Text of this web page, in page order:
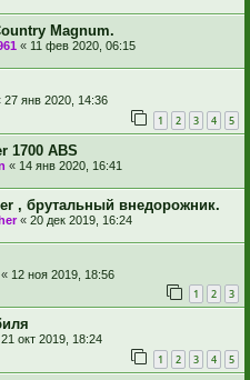
Magnum.
« 11 фев 2020, 06:15
27 янв 2020, 14:36
1 2 3 4 5
1700 ABS
« 14 янв 2020, 16:41
, брутальный внедорожник.
« 20 дек 2019, 16:24
12 ноя 2019, 18:56
1 2 3
21 окт 2019, 18:24
1 2 3 4 5